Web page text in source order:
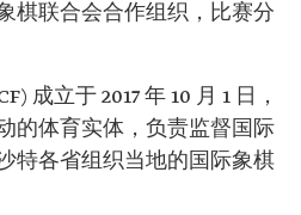
棋联合会合作组织，比赛分
成立于 2017 年 10 月 1 日，
的体育实体，负责监督国际
特各省组织当地的国际象棋